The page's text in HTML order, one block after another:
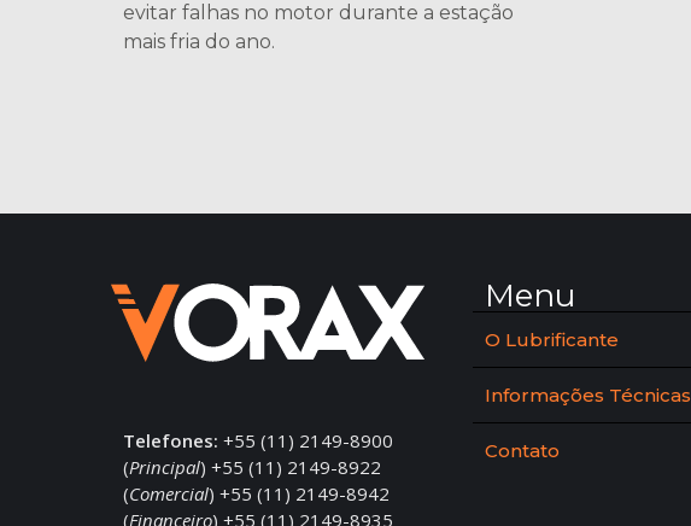
evitar falhas no motor durante a estação
mais fria do ano.
Telefones: +55 (11) 2149-8900
(Principal) +55 (11) 2149-8922
(Comercial) +55 (11) 2149-8942
(Financeiro) +55 (11) 2149-8935
Menu
O Lubrificante
Informações Técnicas
Contato